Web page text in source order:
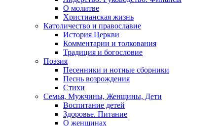
О молитве
Христианская жизнь
Католичество и православие
История Церкви
Комментарии и толкования
Традиция и богословие
Поэзия
Песенники и нотные сборники
Песнь возрождения
Стихи
Семья, Мужчины, Женщины, Дети
Воспитание детей
Здоровье. Питание
О женщинах